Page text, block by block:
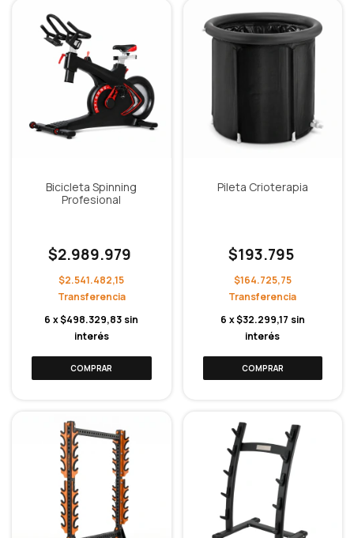
Bicicleta Spinning
Profesional
$2.989.979
$2.541.482,15
6 x$498.329,83 sin
interés
Pileta Crioterapia
$193.795
$164.725,75
6 x$32.299,17 sin
interés